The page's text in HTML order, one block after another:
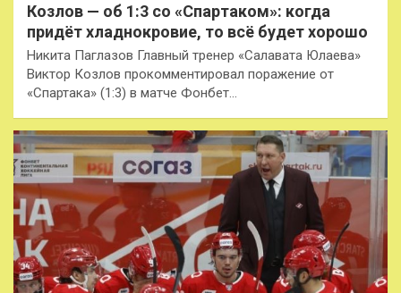
Козлов — об 1:3 со «Спартаком»: когда
придёт хладнокровие, то всё будет хорошо
Никита Паглазов Главный тренер «Салавата Юлаева»
Виктор Козлов прокомментировал поражение от
«Спартака» (1:3) в матче Фонбет…